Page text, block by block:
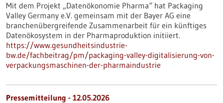
Mit dem Projekt „Datenökonomie Pharma“ hat Packaging
Valley Germany e.V. gemeinsam mit der Bayer AG eine
branchenübergreifende Zusammenarbeit für ein künftiges
Datenökosystem in der Pharmaproduktion initiiert.
https://www.gesundheitsindustrie-
bw.de/fachbeitrag/pm/packaging-valley-digitalisierung-von-
verpackungsmaschinen-der-pharmaindustrie
Pressemitteilung - 12.05.2026